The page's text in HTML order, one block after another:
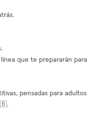
línea que te prepararán para
pensadas para adultos